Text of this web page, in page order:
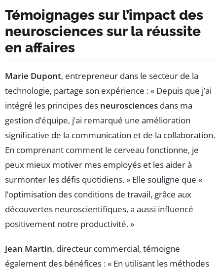
Témoignages sur l’impact des
neurosciences sur la réussite
en affaires
Marie Dupont, entrepreneur dans le secteur de la
technologie, partage son expérience : « Depuis que j’ai
intégré les principes des neurosciences dans ma
gestion d’équipe, j’ai remarqué une amélioration
significative de la communication et de la collaboration.
En comprenant comment le cerveau fonctionne, je
peux mieux motiver mes employés et les aider à
surmonter les défis quotidiens. » Elle souligne que «
l’optimisation des conditions de travail, grâce aux
découvertes neuroscientifiques, a aussi influencé
positivement notre productivité. »
Jean Martin, directeur commercial, témoigne
également des bénéfices : « En utilisant les méthodes